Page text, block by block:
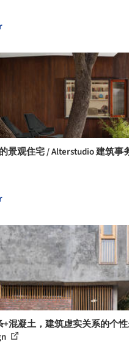
景观住宅 / Alterstudio 建筑事
+混凝土，建筑虚实关系的个